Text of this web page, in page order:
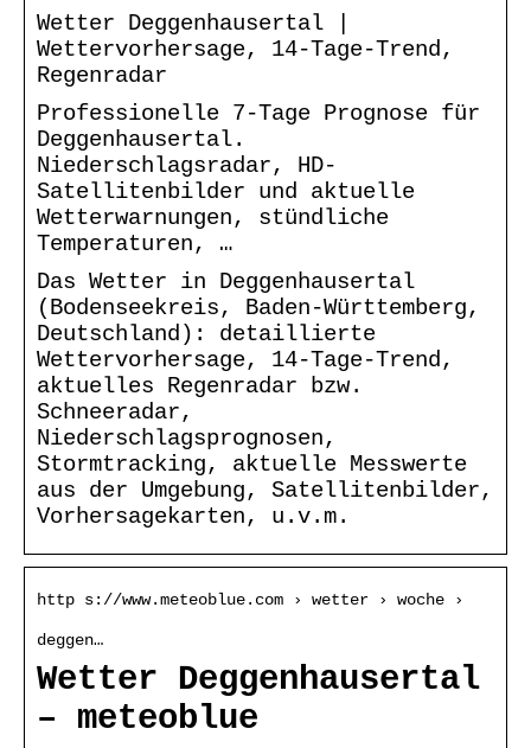
Wetter Deggenhausertal |
Wettervorhersage, 14-Tage-Trend,
Regenradar
Professionelle 7-Tage Prognose für
Deggenhausertal.
Niederschlagsradar, HD-
Satellitenbilder und aktuelle
Wetterwarnungen, stündliche
Temperaturen, …
Das Wetter in Deggenhausertal
(Bodenseekreis, Baden-Württemberg,
Deutschland): detaillierte
Wettervorhersage, 14-Tage-Trend,
aktuelles Regenradar bzw.
Schneeradar,
Niederschlagsprognosen,
Stormtracking, aktuelle Messwerte
aus der Umgebung, Satellitenbilder,
Vorhersagekarten, u.v.m.
http s://www.meteoblue.com › wetter › woche ›
deggen…
Wetter Deggenhausertal
– meteoblue